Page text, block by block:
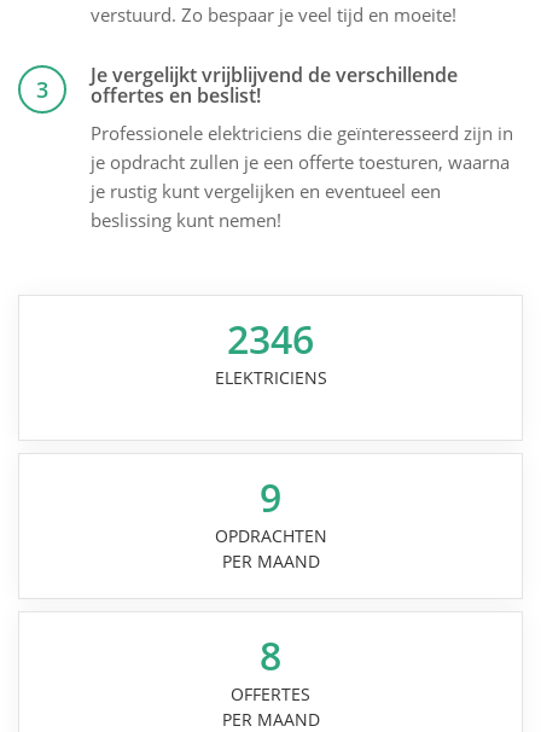
verstuurd. Zo bespaar je veel tijd en moeite!
3 Je vergelijkt vrijblijvend de verschillende
offertes en beslist!
Professionele elektriciens die geïnteresseerd zijn in
je opdracht zullen je een offerte toesturen, waarna
je rustig kunt vergelijken en eventueel een
beslissing kunt nemen!
2346
ELEKTRICIENS
9
OPDRACHTEN
PER MAAND
8
OFFERTES
PER MAAND